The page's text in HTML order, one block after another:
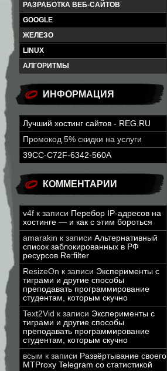
РАЗРАБОТКА ВЕБ-САЙТОВ
GOOGLE
ЖЕЛЕЗО
LINUX
АЛГОРИТМЫ
ИНФОРМАЦИЯ
Лучший хостинг сайтов - REG.RU
Промокод 5% скидки на услуги
39CC-C72F-6342-560A
КОММЕНТАРИИ
v4f к записи Перебор IP-адресов на
хостинге — и как с этим бороться
amarakin к записи Альтернативный
список заблокированных в РФ
ресурсов Re:filter
ResizeOn к записи Эксперименты с
тиграми и другие способы
преподавать программирование
студентам, которым скучно
Text2Vid к записи Эксперименты с
тиграми и другие способы
преподавать программирование
студентам, которым скучно
всым к записи Развёртывание своего
MTProxy Telegram со статистикой